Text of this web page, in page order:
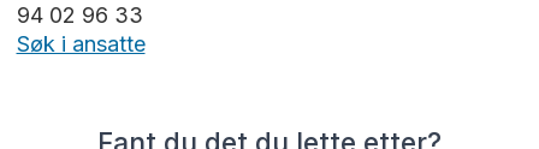
94 02 96 33
Søk i ansatte
Fant du det du lette etter?